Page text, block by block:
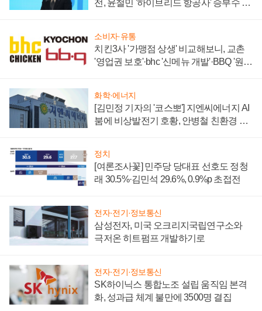
전, 윤철민 '하이브리드 항공사' 승부수 통
소비자·유통
치킨3사 '가맹점 상생' 비교해보니, 교촌
'영업권 보호'·bhc '신메뉴 개발'·BBQ '원가
화학·에너지
[김민정 기자의 '코스뽀'] 지엔씨에너지 AI
붐에 비상발전기 호황, 안병철 친환경 에
정치
[여론조사꽃] 민주당 당대표 선호도 정청
래 30.5%·김민석 29.6%, 0.9%p 초접전
전자·전기·정보통신
삼성전자, 미국 오크리지국립연구소와
극저온 히트펌프 개발하기로
전자·전기·정보통신
SK하이닉스 통합노조 설립 움직임 본격
화, 성과급 체계 불만에 3500명 결집